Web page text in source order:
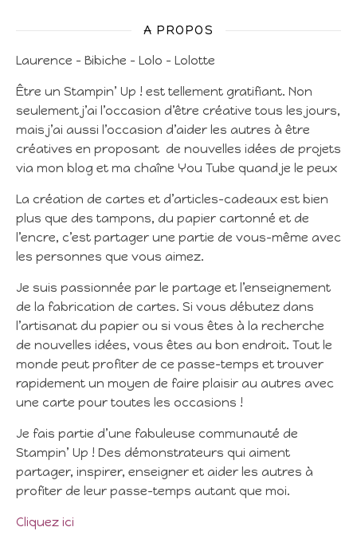
A PROPOS
Laurence – Bibiche – Lolo – Lolotte
Être un Stampin’ Up ! est tellement gratifiant. Non
seulement j’ai l’occasion d’être créative tous les jours,
mais j’ai aussi l’occasion d’aider les autres à être
créatives en proposant de nouvelles idées de projets
via mon blog et ma chaîne You Tube quand je le peux
La création de cartes et d’articles-cadeaux est bien
plus que des tampons, du papier cartonné et de
l’encre, c’est partager une partie de vous-même avec
les personnes que vous aimez.
Je suis passionnée par le partage et l’enseignement
de la fabrication de cartes. Si vous débutez dans
l’artisanat du papier ou si vous êtes à la recherche
de nouvelles idées, vous êtes au bon endroit. Tout le
monde peut profiter de ce passe-temps et trouver
rapidement un moyen de faire plaisir au autres avec
une carte pour toutes les occasions !
Je fais partie d’une fabuleuse communauté de
Stampin’ Up ! Des démonstrateurs qui aiment
partager, inspirer, enseigner et aider les autres à
profiter de leur passe-temps autant que moi.
Cliquez ici